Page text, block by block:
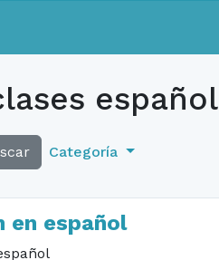
español
Categoría
en español